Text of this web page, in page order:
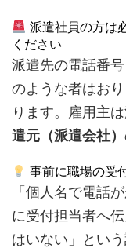
派遣社員の方は
ください
派遣先の電話番
のような者はお
ります。雇用主
遣元（派遣会社）
事前に職場の受
「個人名で電話
に受付担当者へ
はいない」とい